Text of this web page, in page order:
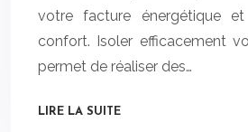
votre facture énergétique
confort. Isoler efficacement
permet de réaliser des…
LIRE LA SUITE